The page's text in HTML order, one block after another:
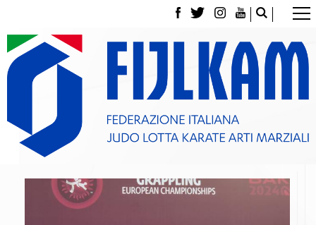
La Federazione
Tesseramento
Contatti
Norme e modulistica Affiliazioni e Tesseramenti
Classifica Società Sportive con più di 100 atleti
tesserati
Gare e Risultati
Archivio eventi